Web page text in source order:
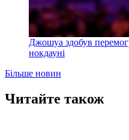
Джошуа здобув
нокдауні
Більше новин
Читайте також